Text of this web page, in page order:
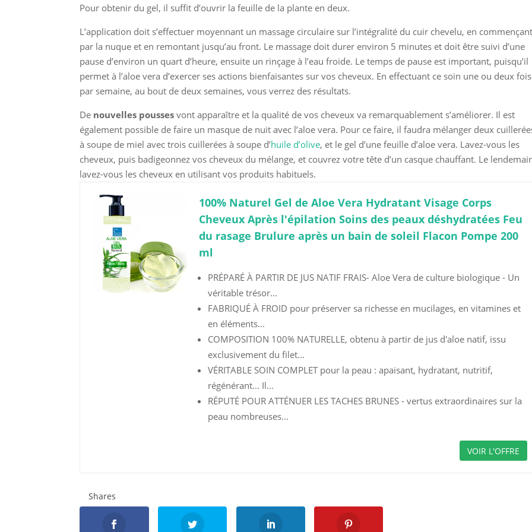
Pour obtenir du gel, il suffit d’ouvrir la feuille de la plante en deux.
L’application doit s’effectuer moyennant un massage circulaire sur l’intégralité du cuir chevelu, en commençant
par la nuque et en remontant jusqu’au front. Le massage doit durer environ 5 minutes et doit être suivi d’une
pause d’environ un quart d’heure, ensuite un rinçage à l’eau froide. Le temps de pause est important, puisqu’il
permet à l’aloe vera d’exercer ses actions bienfaisantes sur vos cheveux. En effectuant ce soin une ou deux fois
par semaine, au bout de deux semaines, vous verrez des résultats.
De nouvelles pousses vont apparaître et la qualité de vos cheveux va remarquablement s’améliorer. Il est
également possible de faire un masque de nuit avec l’aloe vera. Pour ce faire, il faudra mélanger deux
à soupe de miel avec trois cuillerées à soupe d’huile d’olive, et le gel d’une feuille d’aloe vera. Lavez-vous les
cheveux, puis badigeonnez vos cheveux du mélange, et couvrez votre tête d’un casque chauffant. Le
lavez-vous les cheveux en utilisant vos produits habituels.
100% Naturel Gel de Aloe Vera Hydratant Visage Corps
Cheveux Après l'épilation Soins des peaux déshydratées Feu
du rasage Brulure après un bain de soleil Flacon Pompe 200
ml
PRÉPARÉ À PARTIR DE JUS NATIF FRAIS- Aloe Vera de culture biologique - Un
véritable trésor...
FABRIQUÉ À FROID pour préserver sa richesse en mucilages, en vitamines et
en éléments...
COMPOSITION 100% NATURELLE, obtenu à partir de jus d'aloe natif, issu
exclusivement du filet...
VÉRITABLE SOIN COMPLET pour la peau : apaisant, hydratant, nutritif,
régénérant... Il...
RÉPUTÉ POUR ATTÉNUER LES TACHES BRUNES - vertus extraordinaires sur la
peau nombreuses...
VOIR L'OFFRE
Shares